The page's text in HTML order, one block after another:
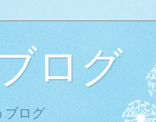
ログ
ブログ